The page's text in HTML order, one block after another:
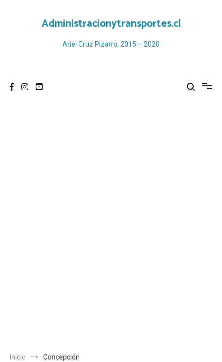
Administracionytransportes.cl
Ariel Cruz Pizarro, 2015 – 2020
Inicio Concepción